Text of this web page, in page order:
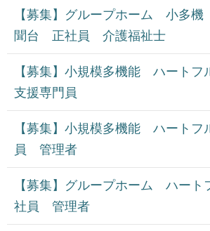
【募集】グループホーム 小多
聞台 正社員 介護福祉士
【募集】小規模多機能 ハート
支援専門員
【募集】小規模多機能 ハート
員 管理者
【募集】グループホーム ハー
社員 管理者